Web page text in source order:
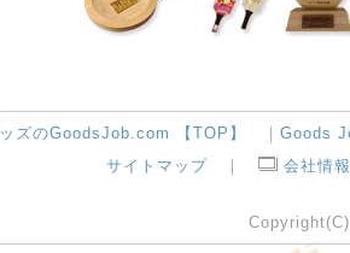
ズのGoodsJob.com 【TOP】
Goods
サイトマップ
会社情報